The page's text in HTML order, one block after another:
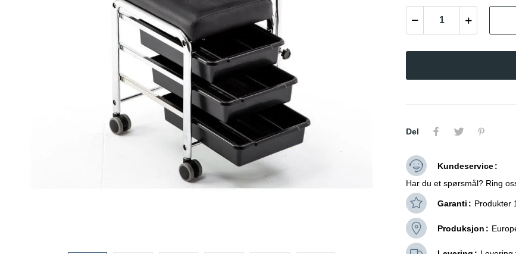
Del
Kundeservice
Har du et spørsmål? Ring
Garanti Produkter
Produksjon